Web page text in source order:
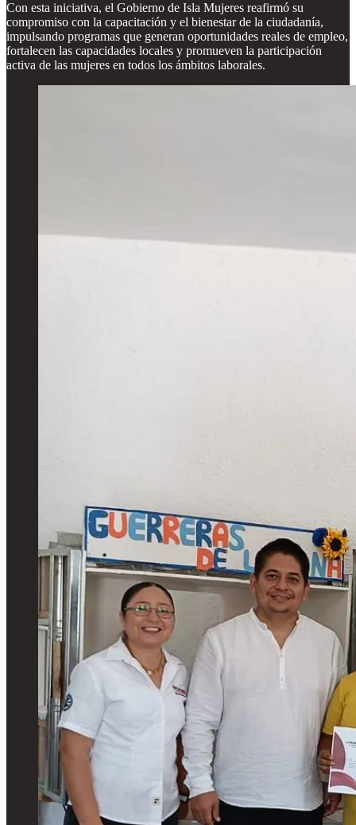
Con esta iniciativa, el Gobierno de Isla Mujeres reafirmó su
compromiso con la capacitación y el bienestar de la ciudadanía,
impulsando programas que generan oportunidades reales de empleo,
fortalecen las capacidades locales y promueven la participación
activa de las mujeres en todos los ámbitos laborales.